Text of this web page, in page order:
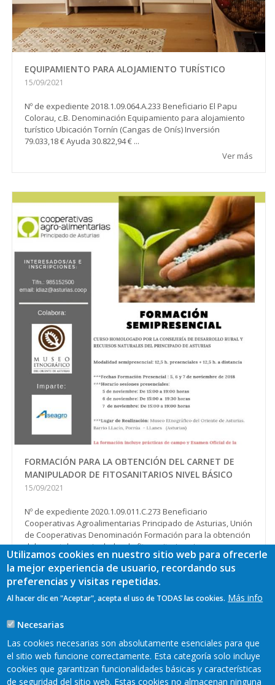
EQUIPAMIENTO PARA ALOJAMIENTO TURÍSTICO
15/09/2021
Nº de expediente 2018.1.09.064.A.233 Beneficiario El Papu
Colorau, c.B. Denominación Equipamiento para alojamiento
turístico Ubicación Tornín (Cangas de Onís) Inversión
79.033,18 € Ayuda 30.822,94 € ...
Ver más
FORMACIÓN PARA LA OBTENCIÓN DEL CARNET DE
MANIPULADOR DE FITOSANITARIOS NIVEL BÁSICO
15/09/2021
Nº de expediente 2020.1.09.011.C.273 Beneficiario
Cooperativas Agroalimentarias Principado de Asturias, Unión
de Cooperativas Denominación Formación para la obtención
del carnet de manipulador de fitosanitarios niv...
Ver más
Paginación
actual
Última
página
Último »
Más
Utilizamos cookies en nuestro sitio web para ofrecerle
la mejor experiencia de usuario, recordando sus
preferencias y visitas repetidas.
Al hacer clic en "Aceptar", acepta el uso de TODAS las cookies. Más info
Necesarias
Las cookies necesarias son absolutamente esenciales para que
el sitio web funcione correctamente. Esta categoría solo incluye
cookies que garantizan funcionalidades básicas y características
de seguridad del sitio web. Estas cookies no almacenan ninguna